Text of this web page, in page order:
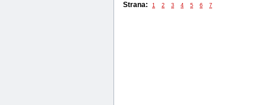
Strana: 1 2 3 4 5 6 7